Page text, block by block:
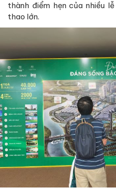
thành điểm hẹn của nhiều
thao lớn.